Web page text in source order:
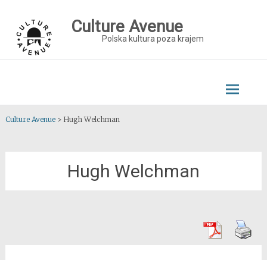
content
Culture Avenue
Polska kultura poza krajem
Culture Avenue> Hugh Welchman
Hugh Welchman